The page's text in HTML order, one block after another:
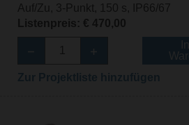
Auf/Zu, 3-Punkt, 150 s, IP66/67
Listenpreis: € 470,00